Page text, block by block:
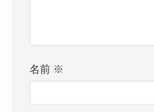
名前 ※